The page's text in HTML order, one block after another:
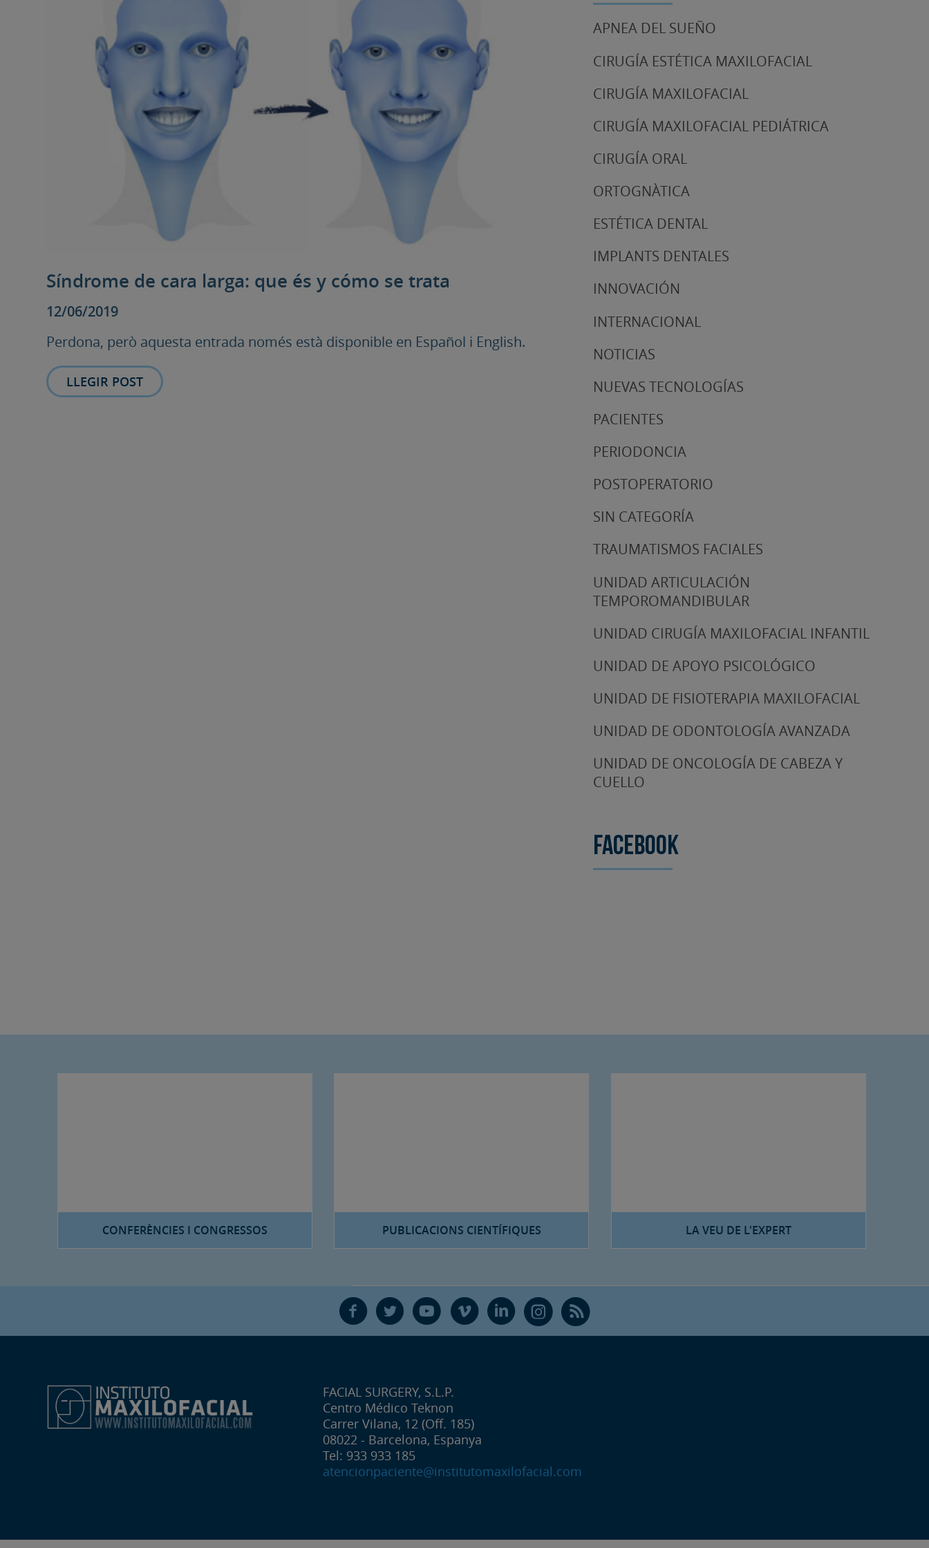
Síndrome de cara larga: que és y cómo se trata
12/06/2019
Perdona, però aquesta entrada només està disponible en Español i English.
LLEGIR POST
APNEA DEL SUEÑO
CIRUGÍA ESTÉTICA MAXILOFACIAL
CIRUGÍA MAXILOFACIAL
CIRUGÍA MAXILOFACIAL PEDIÁTRICA
CIRUGÍA ORAL
ORTOGNÀTICA
ESTÉTICA DENTAL
IMPLANTS DENTALES
INNOVACIÓN
INTERNACIONAL
NOTICIAS
NUEVAS TECNOLOGÍAS
PACIENTES
PERIODONCIA
POSTOPERATORIO
SIN CATEGORÍA
TRAUMATISMOS FACIALES
UNIDAD ARTICULACIÓN
TEMPOROMANDIBULAR
UNIDAD CIRUGÍA MAXILOFACIAL INFANTIL
UNIDAD DE APOYO PSICOLÓGICO
UNIDAD DE FISIOTERAPIA MAXILOFACIAL
UNIDAD DE ODONTOLOGÍA AVANZADA
UNIDAD DE ONCOLOGÍA DE CABEZA Y
CUELLO
Facebook
CONFERÈNCIES I CONGRESSOS PUBLICACIONS CIENTÍFIQUES LA VEU DE L'EXPERT
F T Y V L Ñ R
FACIAL SURGERY, S.L.P.
Centro Médico Teknon
Carrer Vilana, 12 (Off. 185)
08022 - Barcelona, Espanya
Tel: 933 933 185
atencionpaciente@institutomaxilofacial.com